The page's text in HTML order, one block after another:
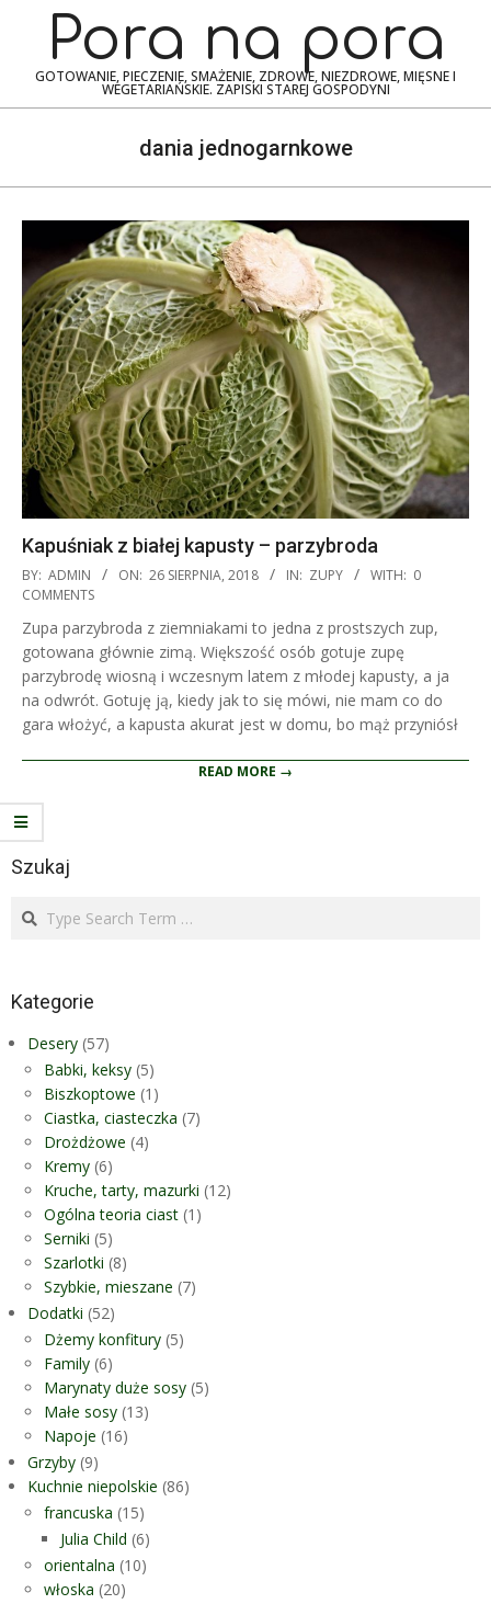
content
NavigationPora na pora
GOTOWANIE, PIECZENIE, SMAŻENIE, ZDROWE, NIEZDROWE, MIĘSNE I
WEGETARIAŃSKIE. ZAPISKI STAREJ GOSPODYNI
dania jednogarnkowe
Kapuśniak z białej kapusty – parzybroda
2018-
08-
26
BY: ADMIN ON: 26 SIERPNIA, 2018 IN: ZUPY WITH: 0
COMMENTS
Zupa parzybroda z ziemniakami to jedna z prostszych zup,
gotowana głównie zimą. Większość osób gotuje zupę
parzybrodę wiosną i wczesnym latem z młodej kapusty, a ja
na odwrót. Gotuję ją, kiedy jak to się mówi, nie mam co do
gara włożyć, a kapusta akurat jest w domu, bo mąż przyniósł
READ MORE →
Szukaj
Search
Kategorie
Desery (57)
Babki, keksy (5)
Biszkoptowe (1)
Ciastka, ciasteczka (7)
Drożdżowe (4)
Kremy (6)
Kruche, tarty, mazurki (12)
Ogólna teoria ciast (1)
Serniki (5)
Szarlotki (8)
Szybkie, mieszane (7)
Dodatki (52)
Dżemy konfitury (5)
Family (6)
Marynaty duże sosy (5)
Małe sosy (13)
Napoje (16)
Grzyby (9)
Kuchnie niepolskie (86)
francuska (15)
Julia Child (6)
orientalna (10)
włoska (20)